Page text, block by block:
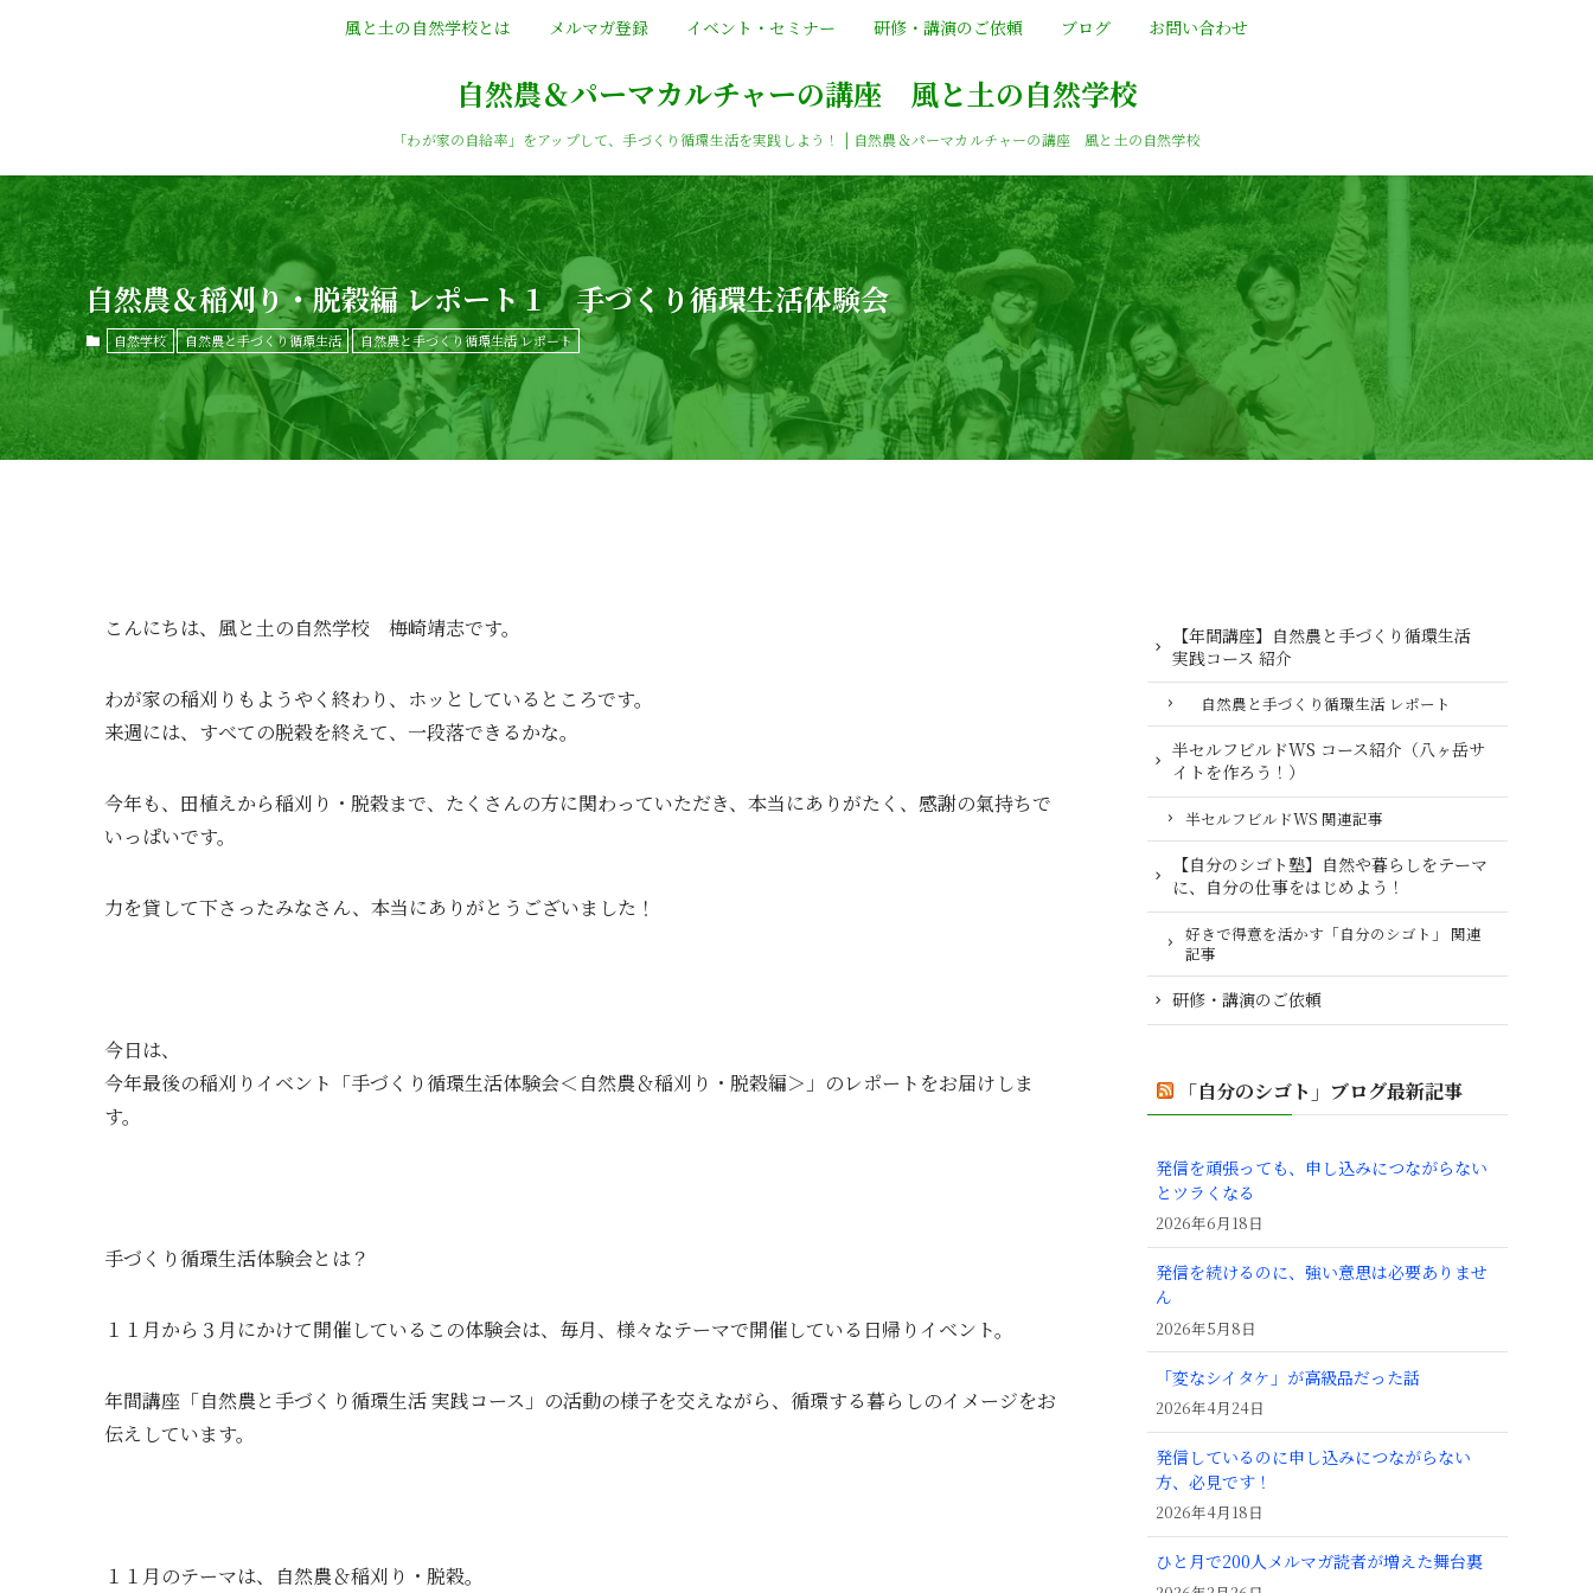
自然農＆パーマカルチャーの講座 風と土の自然学校
「わが家の自給率」をアップして、手づくり循環生活を実践しよう！ | 自然農＆パーマカルチャーの講座 風と土の自然学校
風と土の自然学校とは メルマガ登録 イベント・セミナー 研修・講演のご依頼 ブログ お問い合わせ
自然農＆稲刈り・脱穀編 レポート１ 手づくり循環生活体験会
自然学校 自然農と手づくり循環生活 自然農と手づくり循環生活 レポート
こんにちは、風と土の自然学校 梅崎靖志です。
わが家の稲刈りもようやく終わり、ホッとしているところです。
来週には、すべての脱穀を終えて、一段落できるかな。
今年も、田植えから稲刈り・脱穀まで、たくさんの方に関わっていただき、本当にありがたく、感謝の氣持ちで
いっぱいです。
力を貸して下さったみなさん、本当にありがとうございました！
今日は、
今年最後の稲刈りイベント「手づくり循環生活体験会＜自然農＆稲刈り・脱穀編＞」のレポートをお届けしま
す。
手づくり循環生活体験会とは？
１１月から３月にかけて開催しているこの体験会は、毎月、様々なテーマで開催している日帰りイベント。
年間講座「自然農と手づくり循環生活 実践コース」の活動の様子を交えながら、循環する暮らしのイメージをお
伝えしています。
１１月のテーマは、自然農＆稲刈り・脱穀。
【年間講座】自然農と手づくり循環生活
実践コース 紹介
自然農と手づくり循環生活 レポート
半セルフビルドWS コース紹介（八ヶ岳サ
イトを作ろう！）
半セルフビルドWS 関連記事
【自分のシゴト塾】自然や暮らしをテーマ
に、自分の仕事をはじめよう！
好きで得意を活かす「自分のシゴト」 関連
記事
研修・講演のご依頼
「自分のシゴト」ブログ最新記事
発信を頑張っても、申し込みにつながらない
とツラくなる
2026年6月18日
発信を続けるのに、強い意思は必要ありませ
ん
2026年5月8日
「変なシイタケ」が高級品だった話
2026年4月24日
発信しているのに申し込みにつながらない
方、必見です！
2026年4月18日
ひと月で200人メルマガ読者が増えた舞台裏